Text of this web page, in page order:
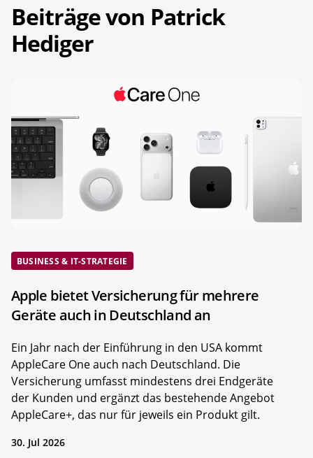
Beiträge von Patrick
Hediger
BUSINESS & IT-STRATEGIE
Apple bietet Versicherung für mehrere
Geräte auch in Deutschland an
Ein Jahr nach der Einführung in den USA kommt
AppleCare One auch nach Deutschland. Die
Versicherung umfasst mindestens drei Endgeräte
der Kunden und ergänzt das bestehende Angebot
AppleCare+, das nur für jeweils ein Produkt gilt.
30. Jul 2026